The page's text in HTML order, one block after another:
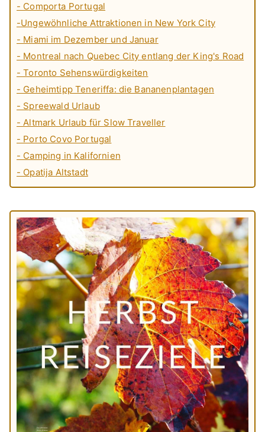
- Comporta Portugal
-Ungewöhnliche Attraktionen in New York City
- Miami im Dezember und Januar
- Montreal nach Quebec City entlang der King's Road
- Toronto Sehenswürdigkeiten
- Geheimtipp Teneriffa: die Bananenplantagen
- Spreewald Urlaub
- Altmark Urlaub für Slow Traveller
- Porto Covo Portugal
- Camping in Kalifornien
- Opatija Altstadt